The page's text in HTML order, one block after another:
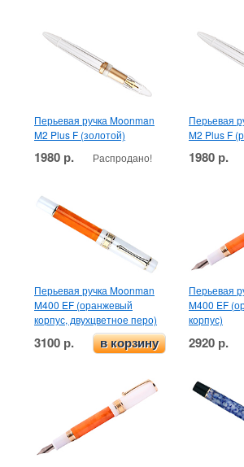
Перьевая ручка Moonman
M2 Plus F (золотой)
1980 р. Распродано!
Перьевая
M2 Plus F
1980 р.
Перьевая ручка Moonman
M400 EF (оранжевый
корпус, двухцветное перо)
3100 р. в корзину
Перьевая
M400 EF
корпус)
2920 р.